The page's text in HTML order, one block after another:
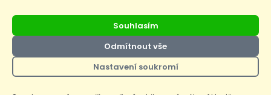
Prodejny
Souhlasím
Odmítnout vše
Nastavení soukromí